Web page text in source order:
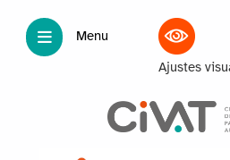
Menu
Ajustes